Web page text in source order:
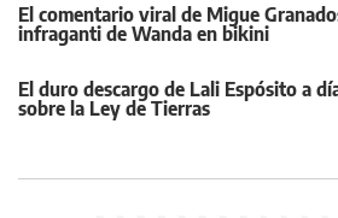
El comentario viral de Migue
infraganti de Wanda en bikini
El duro descargo de Lali Espósito a
sobre la Ley de Tierras